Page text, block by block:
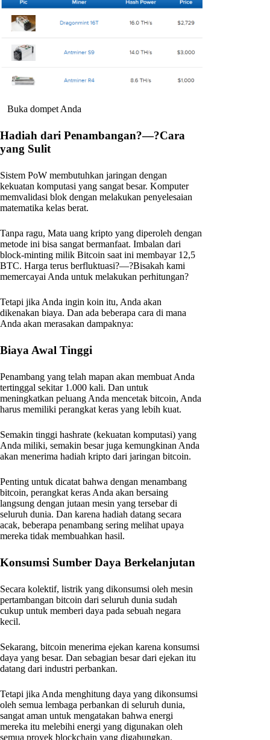
Buka dompet Anda
Hadiah dari Penambangan?—?Cara
yang Sulit
Sistem PoW membutuhkan jaringan dengan
kekuatan komputasi yang sangat besar. Komputer
memvalidasi blok dengan melakukan penyelesaian
matematika kelas berat.
Tanpa ragu, Mata uang kripto yang diperoleh dengan
metode ini bisa sangat bermanfaat. Imbalan dari
block-minting milik Bitcoin saat ini membayar 12,5
BTC. Harga terus berfluktuasi?—?Bisakah kami
memercayai Anda untuk melakukan perhitungan?
Tetapi jika Anda ingin koin itu, Anda akan
dikenakan biaya. Dan ada beberapa cara di mana
Anda akan merasakan dampaknya:
Biaya Awal Tinggi
Penambang yang telah mapan akan membuat Anda
tertinggal sekitar 1.000 kali. Dan untuk
meningkatkan peluang Anda mencetak bitcoin, Anda
harus memiliki perangkat keras yang lebih kuat.
Semakin tinggi hashrate (kekuatan komputasi) yang
Anda miliki, semakin besar juga kemungkinan Anda
akan menerima hadiah kripto dari jaringan bitcoin.
Penting untuk dicatat bahwa dengan menambang
bitcoin, perangkat keras Anda akan bersaing
langsung dengan jutaan mesin yang tersebar di
seluruh dunia. Dan karena hadiah datang secara
acak, beberapa penambang sering melihat upaya
mereka tidak membuahkan hasil.
Konsumsi Sumber Daya Berkelanjutan
Secara kolektif, listrik yang dikonsumsi oleh mesin
pertambangan bitcoin dari seluruh dunia sudah
cukup untuk memberi daya pada sebuah negara
kecil.
Sekarang, bitcoin menerima ejekan karena konsumsi
daya yang besar. Dan sebagian besar dari ejekan itu
datang dari industri perbankan.
Tetapi jika Anda menghitung daya yang dikonsumsi
oleh semua lembaga perbankan di seluruh dunia,
sangat aman untuk mengatakan bahwa energi
mereka itu melebihi energi yang digunakan oleh
semua proyek blockchain yang digabungkan.